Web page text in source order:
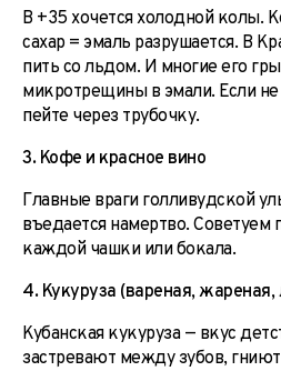
В +35 хочется холодной колы.
сахар = эмаль разрушается. В
пить со льдом. И многие его
микротрещины в эмали. Если
пейте через трубочку.
3. Кофе и красное вино
Главные враги голливудской
въедается намертво. Советуем
каждой чашки или бокала.
4. Кукуруза (вареная,
Кубанская кукуруза — вкус
застревают между зубов,